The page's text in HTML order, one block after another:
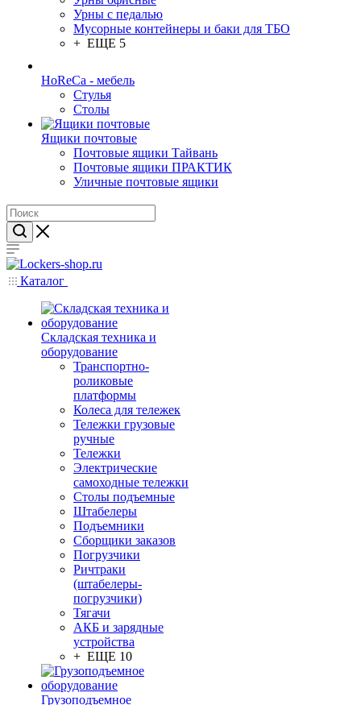
Урны с педалью
Мусорные контейнеры и баки для ТБО
+ ЕЩЕ 5
HoReCa - мебель
Стулья
Столы
Ящики почтовые
Почтовые ящики Тайвань
Почтовые ящики ПРАКТИК
Уличные почтовые ящики
Каталог
Складская техника и
оборудование
Транспортно-
роликовые
платформы
Колеса для тележек
Тележки грузовые
ручные
Тележки
Электрические
самоходные тележки
Столы подъемные
Штабелеры
Подъемники
Сборщики заказов
Погрузчики
Ричтраки
(штабелеры-
погрузчики)
Тягачи
АКБ и зарядные
устройства
+ ЕЩЕ 10
Грузоподъемное